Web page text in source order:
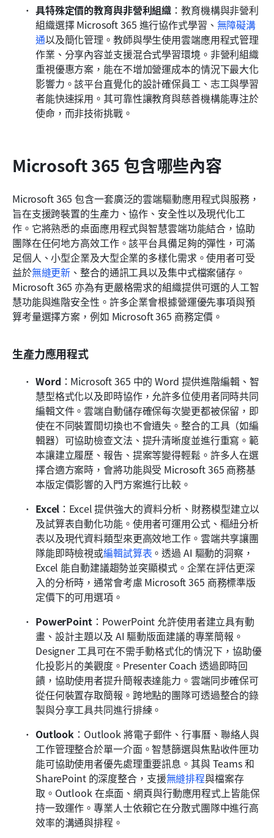
具特殊定價的教育與非營利組織 ：教育機構與非營利
組織選擇 Microsoft 365 進行協作式學習、 無障礙溝
通以及簡化管理。教師與學生使用雲端應用程式管理
作業、分享內容並支援混合式學習環境。非營利組織
重視優惠方案，能在不增加營運成本的情況下最大化
影響力。該平台直覺化的設計確保員工、志工與學習
者能快速採用。其可靠性讓教育與慈善機構能專注於
使命，而非技術挑戰。
Microsoft 365 包含哪些內容
Microsoft 365 包含一套廣泛的雲端驅動應用程式與服務，
旨在支援跨裝置的生產力、協作、安全性以及現代化工
作。它將熟悉的桌面應用程式與智慧雲端功能結合，協助
團隊在任何地方高效工作。該平台具備足夠的彈性，可滿
足個人、小型企業及大型企業的多樣化需求。使用者可受
益於無縫更新 、整合的通訊工具以及集中式檔案儲存。
Microsoft 365 亦為有更嚴格需求的組織提供可選的人工智
慧功能與進階安全性。許多企業會根據營運優先事項與預
算考量選擇方案，例如 Microsoft 365 商務定價。
生產力應用程式
Word ：Microsoft 365 中的 Word 提供進階編輯、智
慧型格式化以及即時協作，允許多位使用者同時共同
編輯文件。雲端自動儲存確保每次變更都被保留，即
使在不同裝置間切換也不會遺失。整合的工具（如編
輯器）可協助檢查文法、提升清晰度並進行重寫。範
本讓建立履歷、報告、提案等變得輕鬆。許多人在選
擇合適方案時，會將功能與受 Microsoft 365 商務基
本版定價影響的入門方案進行比較。
Excel ：Excel 提供強大的資料分析、財務模型建立以
及試算表自動化功能。使用者可運用公式、樞紐分析
表以及現代資料類型來更高效地工作。雲端共享讓團
隊能即時檢視或編輯試算表 。透過 AI 驅動的洞察，
Excel 能自動建議趨勢並突顯模式。企業在評估更深
入的分析時，通常會考慮 Microsoft 365 商務標準版
定價下的可用選項。
PowerPoint：PowerPoint 允許使用者建立具有動
畫、設計主題以及 AI 驅動版面建議的專業簡報。
Designer 工具可在不需手動格式化的情況下，協助優
化投影片的美觀度。Presenter Coach 透過即時回
饋，協助使用者提升簡報表達能力。雲端同步確保可
從任何裝置存取簡報。跨地點的團隊可透過整合的錄
製與分享工具共同進行排練。
Outlook ：Outlook 將電子郵件、行事曆、聯絡人與
工作管理整合於單一介面。智慧篩選與焦點收件匣功
能可協助使用者優先處理重要訊息。其與 Teams 和
SharePoint 的深度整合，支援無縫排程與檔案存
取。Outlook 在桌面、網頁與行動應用程式上皆能保
持一致運作。專業人士依賴它在分散式團隊中進行高
效率的溝通與排程。